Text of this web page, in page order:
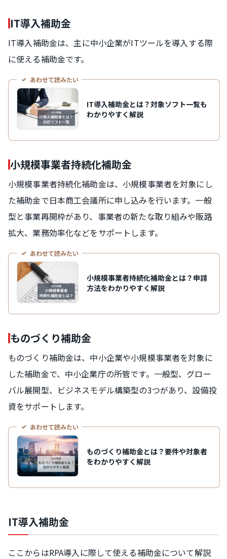
IT導入補助金
IT導入補助金は、主に中小企業がITツールを導入する際
に使える補助金です。
あわせて読みたい
IT導入補助金とは？対象ソフト一覧も
わかりやすく解説
小規模事業者持続化補助金
小規模事業者持続化補助金は、小規模事業者を対象にし
た補助金で日本商工会議所に申し込みを行います。一般
型と事業再開枠があり、事業者の新たな取り組みや販路
拡大、業務効率化などをサポートします。
あわせて読みたい
小規模事業者持続化補助金とは？申請
方法をわかりやすく解説
ものづくり補助金
ものづくり補助金は、中小企業や小規模事業者を対象に
した補助金で、中小企業庁の所管です。一般型、グロー
バル展開型、ビジネスモデル構築型の3つがあり、設備投
資をサポートします。
あわせて読みたい
ものづくり補助金とは？要件や対象者
をわかりやすく解説
IT導入補助金
ここからはRPA導入に際して使える補助金について解説